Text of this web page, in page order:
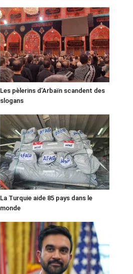
Les pèlerins d’Arbaïn scandent des
slogans
La Turquie aide 85 pays dans le
monde